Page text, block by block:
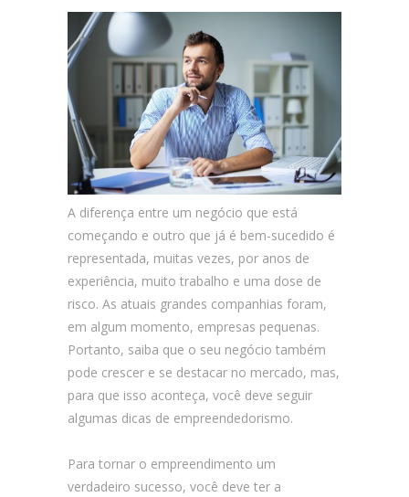
A diferença entre um negócio que está
começando e outro que já é bem-sucedido é
representada, muitas vezes, por anos de
experiência, muito trabalho e uma dose de
risco. As atuais grandes companhias foram,
em algum momento, empresas pequenas.
Portanto, saiba que o seu negócio também
pode crescer e se destacar no mercado, mas,
para que isso aconteça, você deve seguir
algumas dicas de empreendedorismo.
Para tornar o empreendimento um
verdadeiro sucesso, você deve ter a